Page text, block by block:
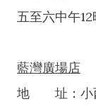
五至六中午
藍灣廣場店
地 址：小西